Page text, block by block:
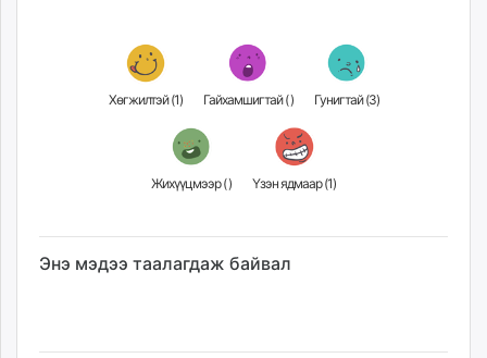
Хөгжилтэй (1) Гайхамшигтай () Гунигтай (3)
Жихүүцмээр () Үзэн ядмаар (1)
Энэ мэдээ таалагдаж байвал